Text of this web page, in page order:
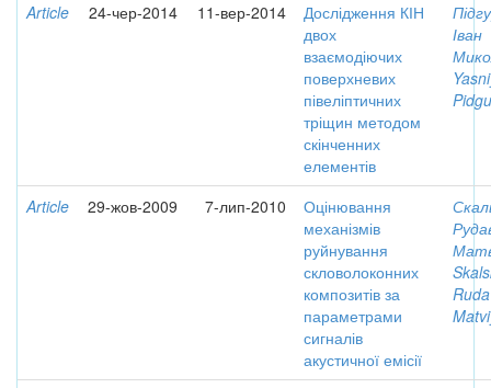
Article
24-чер-2014 11-вер-2014
Дослідження КІН
двох
взаємодіючих
поверхневих
півеліптичних
тріщин методом
скінченних
елементів
Іван
Article 29-жов-2009 7-лип-2010
Оцінювання
механізмів
руйнування
скловолоконних
композитів за
параметрами
сигналів
акустичної емісії